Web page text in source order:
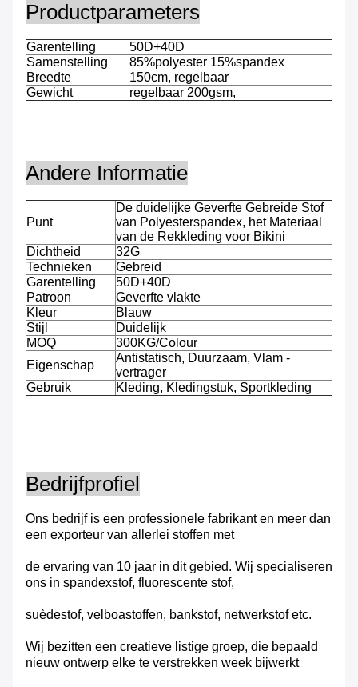
Productparameters
Garentelling
50D+40D
Samenstelling
85%polyester 15%spandex
Breedte
150cm, regelbaar
Gewicht
regelbaar 200gsm,
Andere Informatie
Punt
De duidelijke Geverfte Gebreide Stof
van Polyesterspandex, het Materiaal
van de Rekkleding voor Bikini
Dichtheid
32G
Technieken
Gebreid
Garentelling
50D+40D
Patroon
Geverfte vlakte
Kleur
Blauw
Stijl
Duidelijk
MOQ
300KG/Colour
Eigenschap
Antistatisch, Duurzaam, Vlam -
vertrager
Gebruik
Kleding, Kledingstuk, Sportkleding
Bedrijfprofiel
Ons bedrijf is een professionele fabrikant en meer dan
een exporteur van allerlei stoffen met
de ervaring van 10 jaar in dit gebied. Wij specialiseren
ons in spandexstof, fluorescente stof,
suèdestof, velboastoffen, bankstof, netwerkstof etc.
Wij bezitten een creatieve listige groep, die bepaald
nieuw ontwerp elke te verstrekken week bijwerkt